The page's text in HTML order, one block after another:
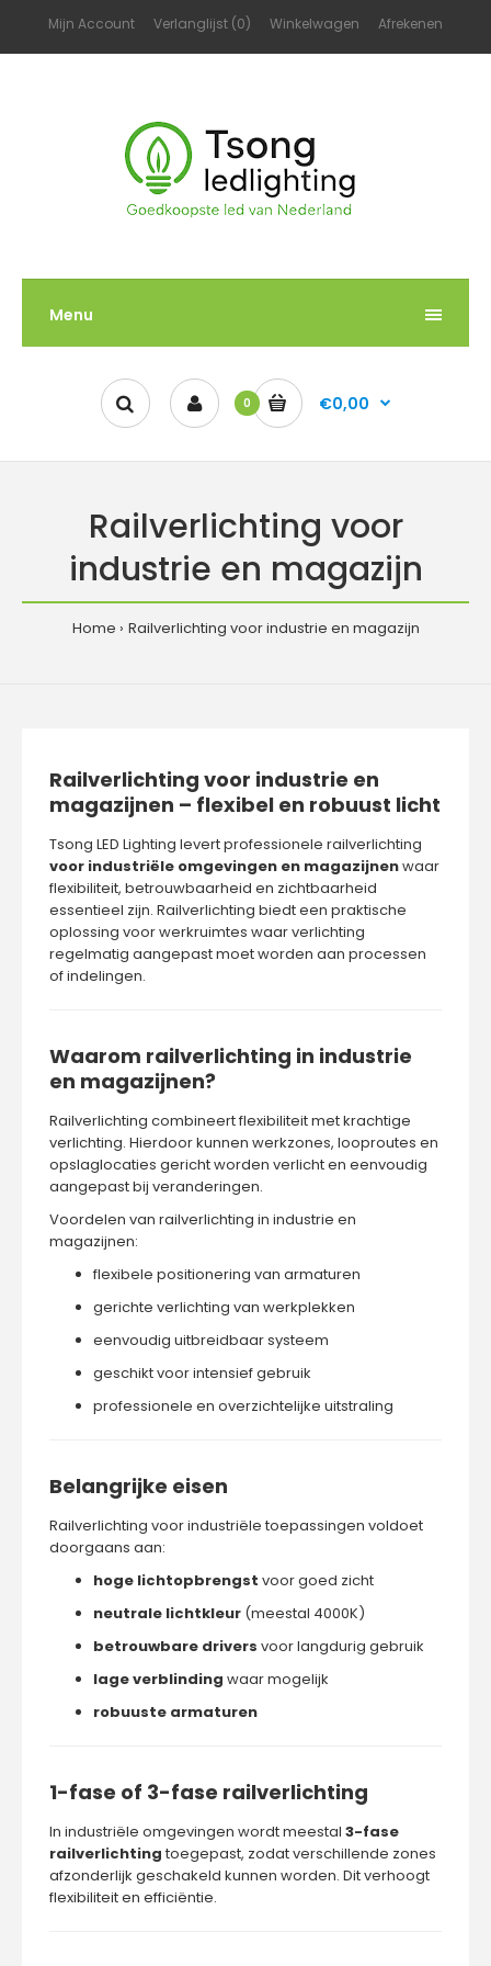
Mijn Account Verlanglijst (0) Winkelwagen Afrekenen
Menu
0 €0,00
Railverlichting voor
industrie en magazijn
Home Railverlichting voor industrie en magazijn
Railverlichting voor industrie en
magazijnen – flexibel en robuust licht
Tsong LED Lighting levert professionele railverlichting
voor industriële omgevingen en magazijnenwaar
flexibiliteit, betrouwbaarheid en zichtbaarheid
essentieel zijn. Railverlichting biedt een praktische
oplossing voor werkruimtes waar verlichting
regelmatig aangepast moet worden aan processen
of indelingen.
Waarom railverlichting in industrie
en magazijnen?
Railverlichting combineert flexibiliteit met krachtige
verlichting. Hierdoor kunnen werkzones, looproutes en
opslaglocaties gericht worden verlicht en eenvoudig
aangepast bij veranderingen.
Voordelen van railverlichting in industrie en
magazijnen:
flexibele positionering van armaturen
gerichte verlichting van werkplekken
eenvoudig uitbreidbaar systeem
geschikt voor intensief gebruik
professionele en overzichtelijke uitstraling
Belangrijke eisen
Railverlichting voor industriële toepassingen voldoet
doorgaans aan:
hoge lichtopbrengst voor goed zicht
neutrale lichtkleur (meestal 4000K)
betrouwbare drivers voor langdurig gebruik
lage verblinding waar mogelijk
robuuste armaturen
1-fase of 3-fase railverlichting
In industriële omgevingen wordt meestal 3-fase
railverlichting toegepast, zodat verschillende zones
afzonderlijk geschakeld kunnen worden. Dit verhoogt
flexibiliteit en efficiëntie.